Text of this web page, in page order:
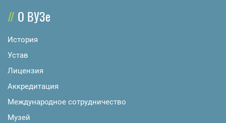
О ВУЗе
История
Устав
Лицензия
Аккредитация
Международное сотрудничество
Музей